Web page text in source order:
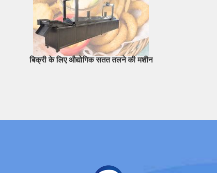
बिक्री के लिए औद्योगिक सतत तलने की मशीन